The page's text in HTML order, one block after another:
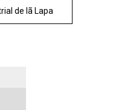
de lã Lapa